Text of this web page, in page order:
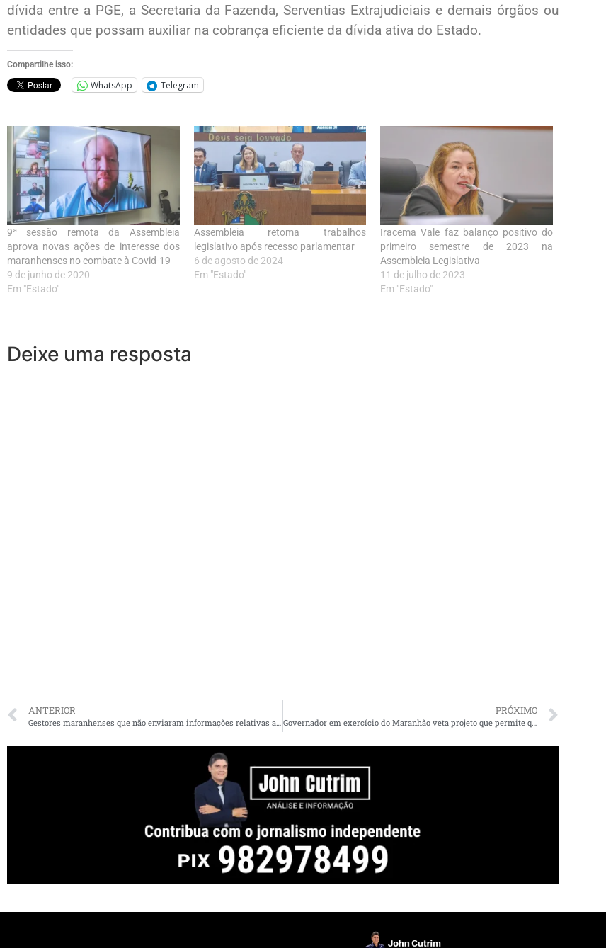
dívida entre a PGE, a Secretaria da Fazenda, Serventias Extrajudiciais e demais órgãos ou
entidades que possam auxiliar na cobrança eficiente da dívida ativa do Estado.
Compartilhe isso:
WhatsApp Telegram
9ª sessão remota da Assembleia
aprova novas ações de interesse dos
maranhenses no combate à Covid-19
9 de junho de 2020
Em "Estado"
Assembleia retoma trabalhos
legislativo após recesso parlamentar
6 de agosto de 2024
Em "Estado"
Iracema Vale faz balanço positivo do
primeiro semestre de 2023 na
Assembleia Legislativa
11 de julho de 2023
Em "Estado"
Deixe uma resposta
ANTERIOR PRÓXIMO